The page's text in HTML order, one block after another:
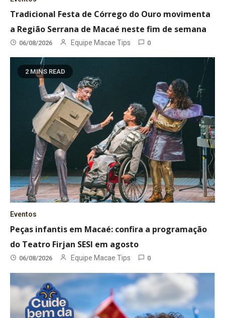
Tradicional Festa de Córrego do Ouro movimenta
a Região Serrana de Macaé neste fim de semana
06/08/2026 Equipe Macae Tips 0
2 MINS READ
Eventos
Peças infantis em Macaé: confira a programação
do Teatro Firjan SESI em agosto
06/08/2026 Equipe Macae Tips 0